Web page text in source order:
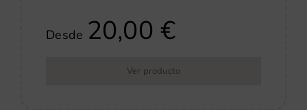
Desde 20,00€
Ver producto